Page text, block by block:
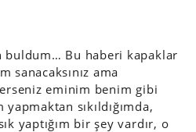
buldum… Bu haberi kapaklar
sanacaksınız ama
eminim benim gibi
yapmaktan sıkıldığımda,
yaptığım bir şey vardır, o